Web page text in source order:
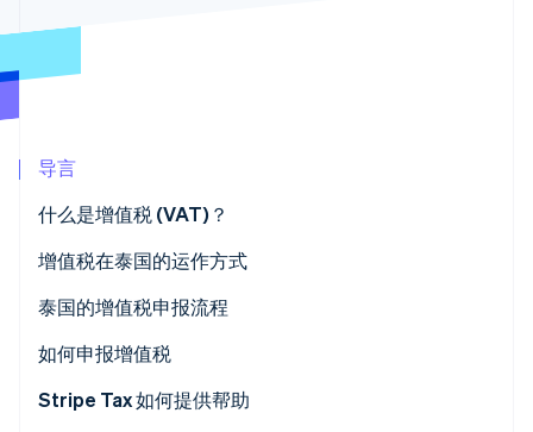
欺诈防范
初创企业注册
了解 Stripe 如何为 AI 构建经济基础设施。
立即观看
导言
什么是增值税 (VAT)？
增值税在泰国的运作方式
泰国的增值税申报流程
验证增值税登记标准
准备增值税登记文件
如何申报增值税
Stripe Tax 如何提供帮助